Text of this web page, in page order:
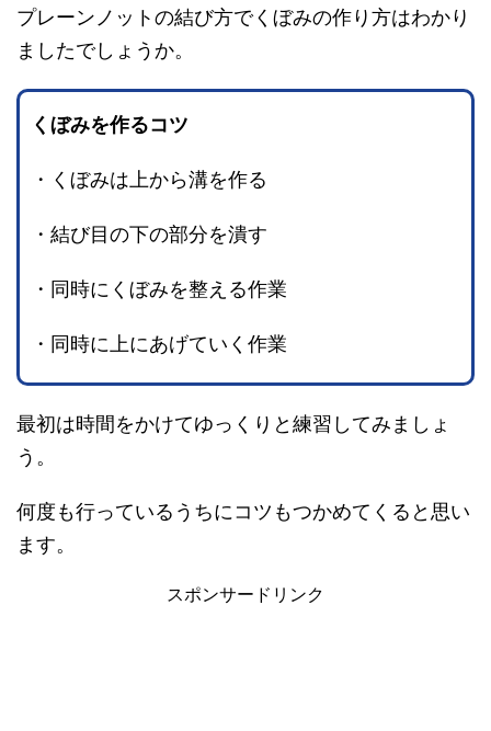
プレーンノットの結び方でくぼみの作り方はわかり
ましたでしょうか。
くぼみを作るコツ
・くぼみは上から溝を作る
・結び目の下の部分を潰す
・同時にくぼみを整える作業
・同時に上にあげていく作業
最初は時間をかけてゆっくりと練習してみましょ
う。
何度も行っているうちにコツもつかめてくると思い
ます。
スポンサードリンク